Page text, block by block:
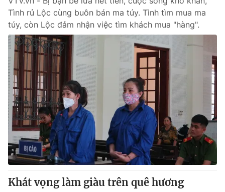
Chuyên mục khác
Emagazine Podcast
Photo Infographic
Video Shorts video
VTV Money VTV Thể thao
VTV Sức khoẻ Bất động sản
Thị trường 24h Tấm lòng Việt
Tình rủ Lộc cùng buôn bán ma túy. Tình tìm mua ma
túy, còn Lộc đảm nhận việc tìm khách mua "hàng".
Khát vọng làm giàu trên quê hương